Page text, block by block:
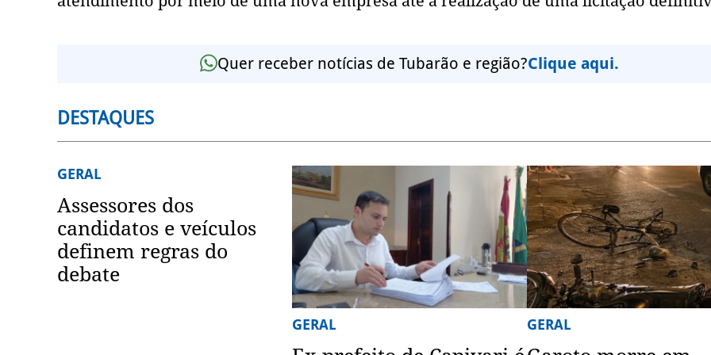
Quer receber notícias de Tubarão e região?Clique aqui.
DESTAQUES
GERAL
Assessores dos
candidatos e veículos
definem regras do
debate
GERAL GERAL